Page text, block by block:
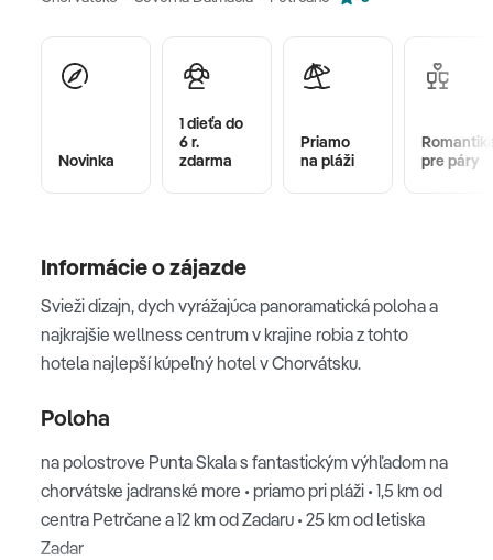
Novinka
1 dieťa do
6 r.
zdarma
Priamo
na pláži
pre páry
Informácie o zájazde
Svieži dizajn, dych vyrážajúca panoramatická poloha a
najkrajšie wellness centrum v krajine robia z tohto
hotela najlepší kúpeľný hotel v Chorvátsku.
Poloha
na polostrove Punta Skala s fantastickým výhľadom na
chorvátske jadranské more • priamo pri pláži • 1,5 km od
centra Petrčane a 12 km od Zadaru • 25 km od letiska
Zadar